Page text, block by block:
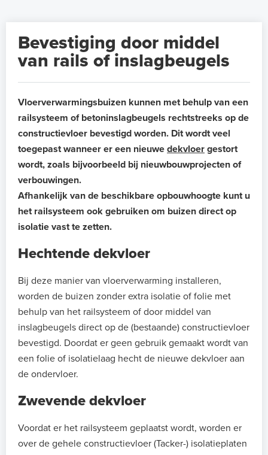
Bevestiging door middel
van rails of inslagbeugels
Vloerverwarmingsbuizen kunnen met behulp van een
railsysteem of betoninslagbeugels rechtstreeks op de
constructievloer bevestigd worden. Dit wordt veel
toegepast wanneer er een nieuwe dekvloer gestort
wordt, zoals bijvoorbeeld bij nieuwbouwprojecten of
verbouwingen.
Afhankelijk van de beschikbare opbouwhoogte kunt u
het railsysteem ook gebruiken om buizen direct op
isolatie vast te zetten.
Hechtende dekvloer
Bij deze manier van vloerverwarming installeren,
worden de buizen zonder extra isolatie of folie met
behulp van het railsysteem of door middel van
inslagbeugels direct op de (bestaande) constructievloer
bevestigd. Doordat er geen gebruik gemaakt wordt van
een folie of isolatielaag hecht de nieuwe dekvloer aan
de ondervloer.
Zwevende dekvloer
Voordat er het railsysteem geplaatst wordt, worden er
over de gehele constructievloer (Tacker-) isolatieplaten